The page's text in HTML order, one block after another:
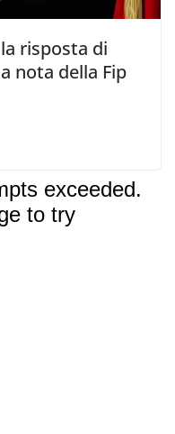
risposta di
nota della Fip